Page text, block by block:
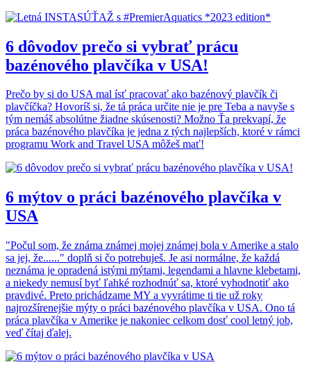
6 dôvodov prečo si vybrať prácu
bazénového plavčíka v USA!
Prečo by si do USA mal ísť pracovať ako bazénový plavčík či
plavčíčka? Hovoríš si, že tá práca určite nie je pre Teba a navyše s
tým nemáš absolútne žiadne skúsenosti? Možno Ťa prekvapí, že
práca bazénového plavčíka je jedna z tých najlepších, ktoré v rámci
programu Work and Travel USA môžeš mať!
6 mýtov o práci bazénového plavčíka v
USA
"Počul som, že známa známej mojej známej bola v Amerike a stalo
sa jej, že......" doplň si čo potrebuješ. Je asi normálne, že každá
neznáma je opradená istými mýtami, legendami a hlavne klebetami,
a niekedy nemusí byť ľahké rozhodnúť sa, ktoré vyhodnotiť ako
pravdivé. Preto prichádzame MY a vyvrátime ti tie už roky
najrozšírenejšie mýty o práci bazénového plavčíka v USA. Ono tá
práca plavčíka v Amerike je nakoniec celkom dosť cool letný job,
veď čítaj ďalej.